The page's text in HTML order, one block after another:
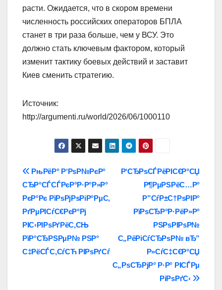
расти. Ожидается, что в скором времени
численность российских операторов БПЛА
станет в три раза больше, чем у ВСУ. Это
должно стать ключевым фактором, который
изменит тактику боевых действий и заставит
Киев сменить стратегию.
Источник:
http://argumenti.ru/world/2026/06/1000110
Навигация
по
записям
Р‘СЂРѕСЃРёРІС€Р°СЏ
Р¶РµРЅРёС…Р°
Р”СѓР±С†РѕРІР°
РїРѕСЂР°Р·РёР»Р°
РЅРѕРІРѕР№
С„РёРіСѓСЂРѕР№ вЂ”
Р»СѓС‡С€Р°СЏ
С„РѕСЂРјР° Р·Р° РІСЃРµ
РіРѕРґС‹
РњРёР° Р‘РѕР№РєР°
СЂР°СЃСЃРєР°Р·Р°Р»Р°
РєР°Рє РїРѕРјРѕРіР°РµС‚
РґРµРІСѓС€РєР°Рј
РІС‹РІРѕРґРёС‚СЊ
РїР°СЂРЅРµР№ РЅР°
С‡РёСЃС‚СѓСЋ РІРѕРґСѓ